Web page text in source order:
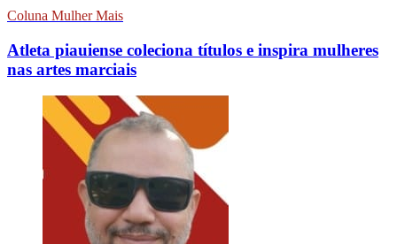
Coluna Mulher Mais
Atleta piauiense coleciona títulos e inspira mulheres
nas artes marciais